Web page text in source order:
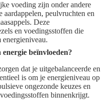
voeding zijn onder andere
aardappelen, peulvruchten en
Deze
en voedingsstoffen die
energieniveau.
beïnvloeden?
dat je uitgebalanceerde en
is om je energieniveau op
ongezonde keuzes en
binnenkrijgt.